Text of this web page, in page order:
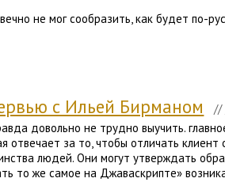
не мог сообразить, как будет по-
с Ильей Бирманом //
довольно не трудно выучить.
отвечает за то, чтобы отличать
людей. Они могут утверждать
то же самое на Джаваскрипте»